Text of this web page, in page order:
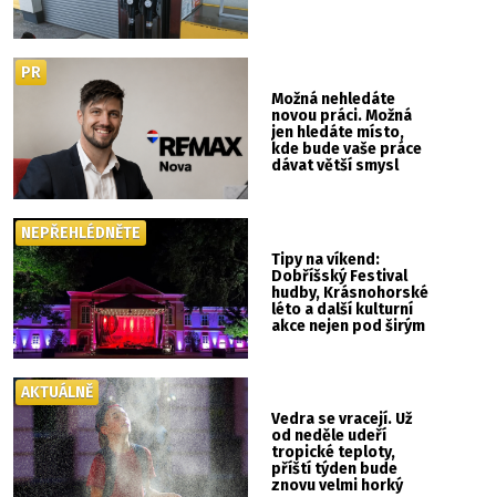
Možná nehledáte
novou práci. Možná
jen hledáte místo,
kde bude vaše práce
dávat větší smysl
PR
Tipy na víkend:
Dobříšský Festival
hudby, Krásnohorské
léto a další kulturní
akce nejen pod širým
NEPŘEHLÉDNĚTE
Vedra se vracejí. Už
od neděle udeří
tropické teploty,
příští týden bude
znovu velmi horký
AKTUÁLNĚ